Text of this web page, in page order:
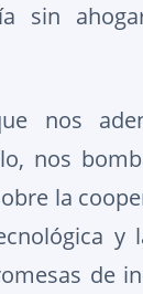
sin
nos
nos
la
y
de